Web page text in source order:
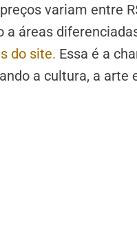
variam entre
a áreas
do site. Essa é a
a cultura, a